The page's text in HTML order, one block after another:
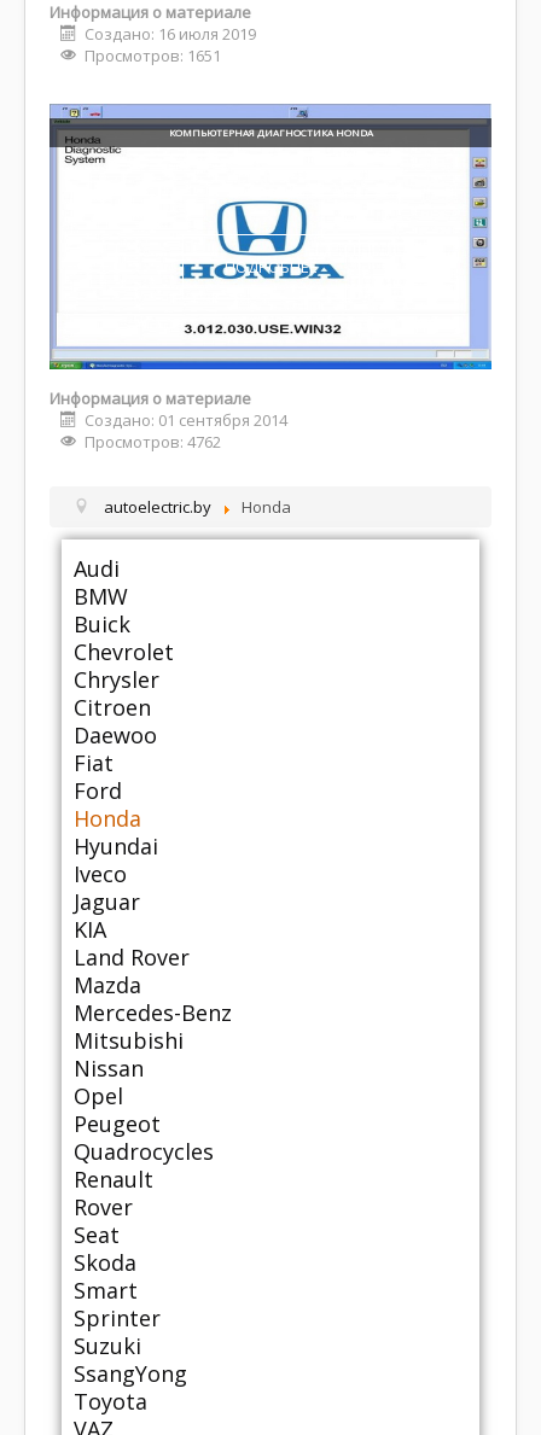
Информация о материале
Создано: 16 июля 2019
Просмотров: 1651
КОМПЬЮТЕРНАЯ ДИАГНОСТИКА HONDA
ПОДРОБНЕЕ
Информация о материале
Создано: 01 сентября 2014
Просмотров: 4762
autoelectric.by Honda
Audi
BMW
Buick
Chevrolet
Chrysler
Citroen
Daewoo
Fiat
Ford
Honda
Hyundai
Iveco
Jaguar
KIA
Land Rover
Mazda
Mercedes-Benz
Mitsubishi
Nissan
Opel
Peugeot
Quadrocycles
Renault
Rover
Seat
Skoda
Smart
Sprinter
Suzuki
SsangYong
Toyota
VAZ